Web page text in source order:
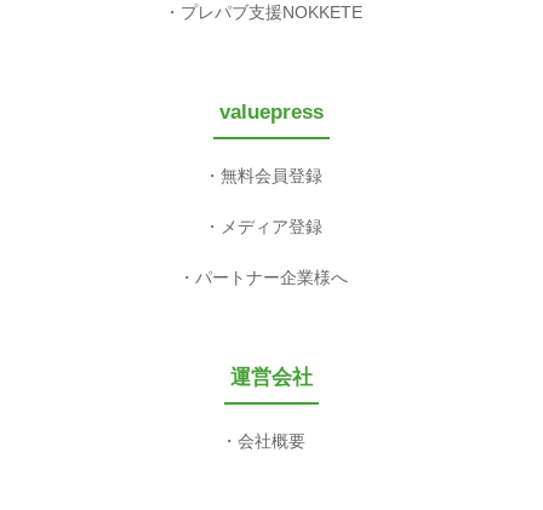
プレパブ支援NOKKETE
valuepress
無料会員登録
メディア登録
パートナー企業様へ
運営会社
会社概要